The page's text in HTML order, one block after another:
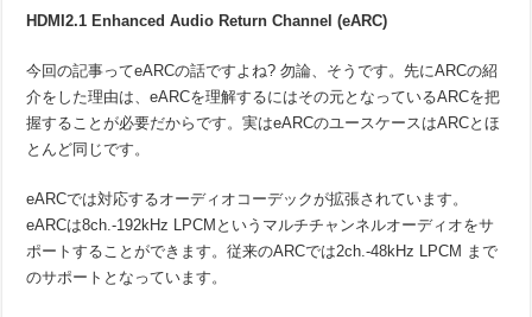
HDMI2.1 Enhanced Audio Return Channel (eARC)
今回の記事ってeARCの話ですよね? 勿論、そうです。先にARCの紹
介をした理由は、eARCを理解するにはその元となっているARCを把
握することが必要だからです。実はeARCのユースケースはARCとほ
とんど同じです。
eARCでは対応するオーディオコーデックが拡張されています。
eARCは8ch.-192kHz LPCMというマルチチャンネルオーディオをサ
ポートすることができます。従来のARCでは2ch.-48kHz LPCM まで
のサポートとなっています。